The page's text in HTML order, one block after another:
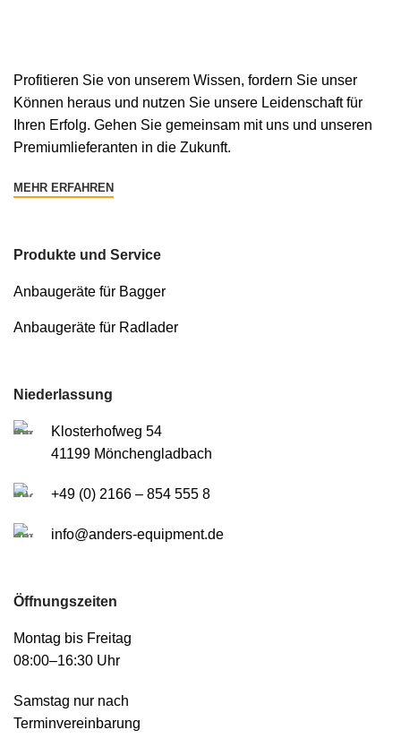
Profitieren Sie von unserem Wissen, fordern Sie unser
Können heraus und nutzen Sie unsere Leidenschaft für
Ihren Erfolg. Gehen Sie gemeinsam mit uns und unseren
Premiumlieferanten in die Zukunft.
MEHR ERFAHREN
Produkte und Service
Anbaugeräte für Bagger
Anbaugeräte für Radlader
Niederlassung
Klosterhofweg 54
41199 Mönchengladbach
+49 (0) 2166 – 854 555 8
info@anders-equipment.de
Öffnungszeiten
Montag bis Freitag
08:00–16:30 Uhr
Samstag nur nach
Terminvereinbarung